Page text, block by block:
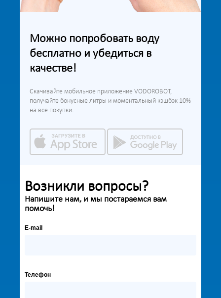
Можно попробовать воду
бесплатно и убедиться в
качестве!
Скачивайте мобильное приложение VODOROBOT,
получайте бонусные литры и моментальный кэшбэк 10%
на все покупки.
Возникли вопросы?
Напишите нам, и мы постараемся вам
помочь!
E-mail
Телефон